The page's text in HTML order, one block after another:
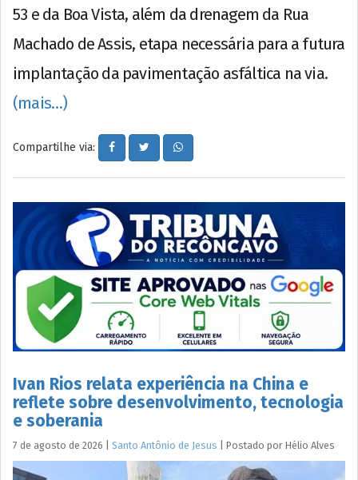
53 e da Boa Vista, além da drenagem da Rua
Machado de Assis, etapa necessária para a futura
implantação da pavimentação asfáltica na via.
(mais…)
Compartilhe via:
Ivan Rios relata experiência na China e
reflete sobre desenvolvimento, tecnologia
e soberania
7 de agosto de 2026 Santo Antônio de Jesus Postado por Hélio Alves